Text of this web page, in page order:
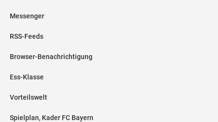
Messenger
RSS-Feeds
Browser-Benachrichtigung
Ess-Klasse
Vorteilswelt
Spielplan, Kader FC Bayern